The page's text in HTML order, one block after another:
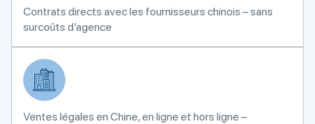
Contrats directs avec les fournisseurs chinois – sans
surcoûts d’agence
Ventes légales en Chine, en ligne et hors ligne –